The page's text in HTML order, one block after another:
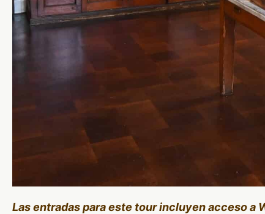
Las entradas para este tour incluyen acceso a